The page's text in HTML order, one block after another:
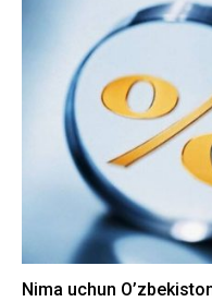
Nima uchun